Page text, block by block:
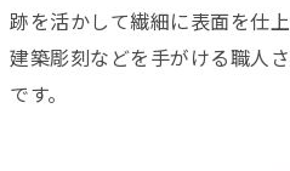
跡を活かして繊細に表面を仕
建築彫刻などを手がける職人
です。